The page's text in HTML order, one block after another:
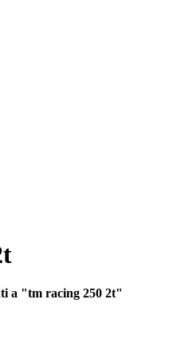
a "tm racing 250 2t"